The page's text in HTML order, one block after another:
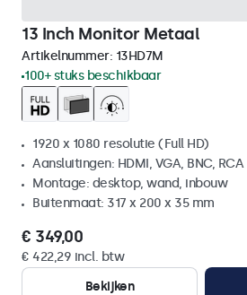
13 Inch Monitor Metaal
Artikelnummer: 13HD7M
100+ stuks beschikbaar
1920 x 1080 resolutie (Full HD)
Aansluitingen: HDMI, VGA, BNC, RCA
Montage: desktop, wand, inbouw
Buitenmaat: 317 x 200 x 35 mm
€ 349,00
€ 422,29 incl. btw
Bekijken